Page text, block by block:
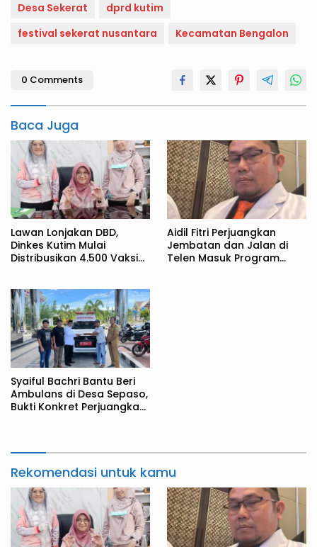
Desa Sekerat
dprd kutim
festival sekerat nusantara
Kecamatan Bengalon
0 Comments
Baca Juga
Lawan Lonjakan DBD,
Dinkes Kutim Mulai
Distribusikan 4.500 Vaksin
Aidil Fitri Perjuangkan
Jembatan dan Jalan di
Telen Masuk Program
Syaiful Bachri Bantu Beri
Ambulans di Desa Sepaso,
Bukti Konkret Perjuangkan
Rekomendasi untuk kamu